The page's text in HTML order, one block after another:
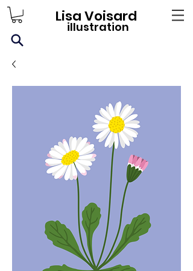
Lisa Voisard
illustration